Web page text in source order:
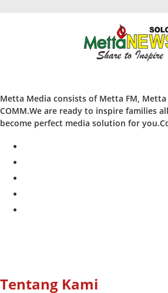
Metta Media consists of Metta FM, Metta
COMM.We are ready to inspire families
become perfect media solution for
Tentang Kami